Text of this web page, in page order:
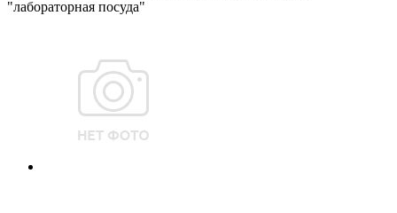
"лабораторная посуда"